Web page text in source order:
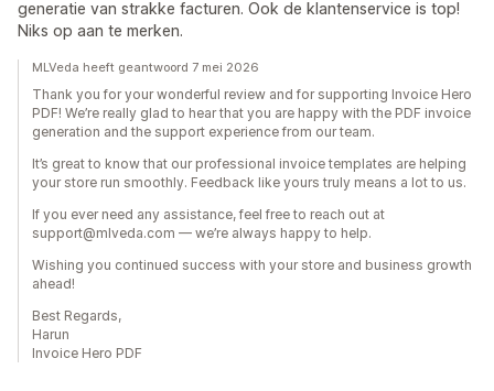
generatie van strakke facturen. Ook de klantenservice is top!
Niks op aan te merken.
MLVeda heeft geantwoord 7 mei 2026
Thank you for your wonderful review and for supporting Invoice Hero
PDF! We’re really glad to hear that you are happy with the PDF invoice
generation and the support experience from our team.
It’s great to know that our professional invoice templates are helping
your store run smoothly. Feedback like yours truly means a lot to us.
If you ever need any assistance, feel free to reach out at
support@mlveda.com — we’re always happy to help.
Wishing you continued success with your store and business growth
ahead!
Best Regards,
Harun
Invoice Hero PDF